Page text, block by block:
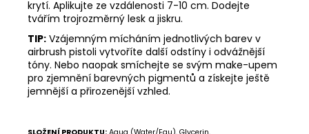
krytí. Aplikujte ze vzdálenosti 7-10 cm. Dodejte
tvářím trojrozměrný lesk a jiskru.
TIP: Vzájemným mícháním jednotlivých barev v
airbrush pistoli vytvoříte další odstíny i odvážnější
tóny. Nebo naopak smíchejte se svým make-upem
pro zjemnění barevných pigmentů a získejte ještě
jemnější a přirozenější vzhled.